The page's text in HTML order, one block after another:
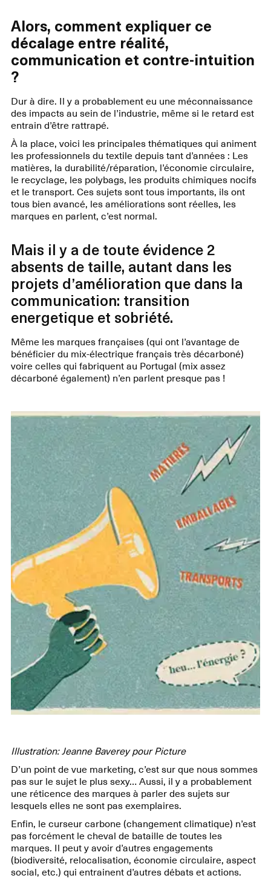
Alors, comment expliquer ce
décalage entre réalité,
communication et contre-intuition
?
Dur à dire. Il y a probablement eu une méconnaissance
des impacts au sein de l’industrie, même si le retard est
entrain d’être rattrapé.
À la place, voici les principales thématiques qui animent
les professionnels du textile depuis tant d’années : Les
matières, la durabilité/réparation, l’économie circulaire,
le recyclage, les polybags, les produits chimiques nocifs
et le transport. Ces sujets sont tous importants, ils ont
tous bien avancé, les améliorations sont réelles, les
marques en parlent, c’est normal.
Mais il y a de toute évidence 2
absents de taille, autant dans les
projets d’amélioration que dans la
communication: transition
energetique et sobriété.
Même les marques françaises (qui ont l’avantage de
bénéficier du mix-électrique français très décarboné)
voire celles qui fabriquent au Portugal (mix assez
décarboné également) n’en parlent presque pas !
Illustration: Jeanne Baverey pour Picture
D’un point de vue marketing, c’est sur que nous sommes
pas sur le sujet le plus sexy… Aussi, il y a probablement
une réticence des marques à parler des sujets sur
lesquels elles ne sont pas exemplaires.
Enfin, le curseur carbone (changement climatique) n’est
pas forcément le cheval de bataille de toutes les
marques. Il peut y avoir d’autres engagements
(biodiversité, relocalisation, économie circulaire, aspect
social, etc.) qui entrainent d’autres débats et actions.